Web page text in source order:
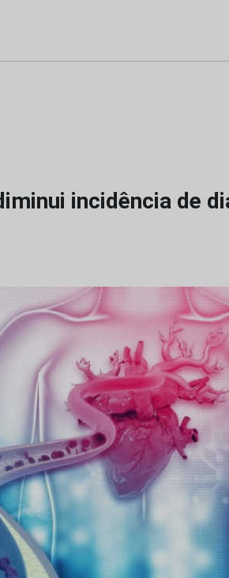
incidência de